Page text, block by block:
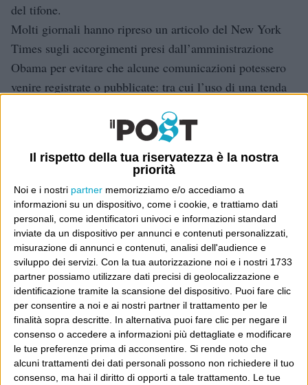
Il rispetto della tua riservatezza è la nostra
priorità
Noi e i nostri partner memorizziamo e/o accediamo a
informazioni su un dispositivo, come i cookie, e trattiamo dati
personali, come identificatori univoci e informazioni standard
inviate da un dispositivo per annunci e contenuti personalizzati,
misurazione di annunci e contenuti, analisi dell'audience e
sviluppo dei servizi. Con la tua autorizzazione noi e i nostri 1733
partner possiamo utilizzare dati precisi di geolocalizzazione e
identificazione tramite la scansione del dispositivo. Puoi fare clic
per consentire a noi e ai nostri partner il trattamento per le
finalità sopra descritte. In alternativa puoi fare clic per negare il
consenso o accedere a informazioni più dettagliate e modificare
le tue preferenze prima di acconsentire. Si rende noto che
alcuni trattamenti dei dati personali possono non richiedere il tuo
consenso, ma hai il diritto di opporti a tale trattamento. Le tue
del tifone.
Molti giornali hanno ripreso un articolo del New York
Times sugli accorgimenti presi dall’amministrazione
Obama per evitare che alcune comunicazioni potessero
venire registrate o pubblicate: tra cui l’uso di una tenda
col presidente Obama. Ma la foto della tenda mostrata
dai giornali italiani risaliva a due anni fa ed era già stata
ampiamente pubblicata.
Era noto da un anno e già uscito su siti e giornali anche
il contenuto della telefonata del 2010 tra il governatore
Nichi Vendola e un responsabile dell’azienda Ilva di
Taranto, che è stato oggetto di accuse e polemiche negli
ultimi due giorni. Anche se l’audio originale della
telefonata ha contribuito a rendere più impressionante
quella già nota conversazione.
Dove sei?
Wittgenstein è il blog di Luca Sofri, il fondatore e